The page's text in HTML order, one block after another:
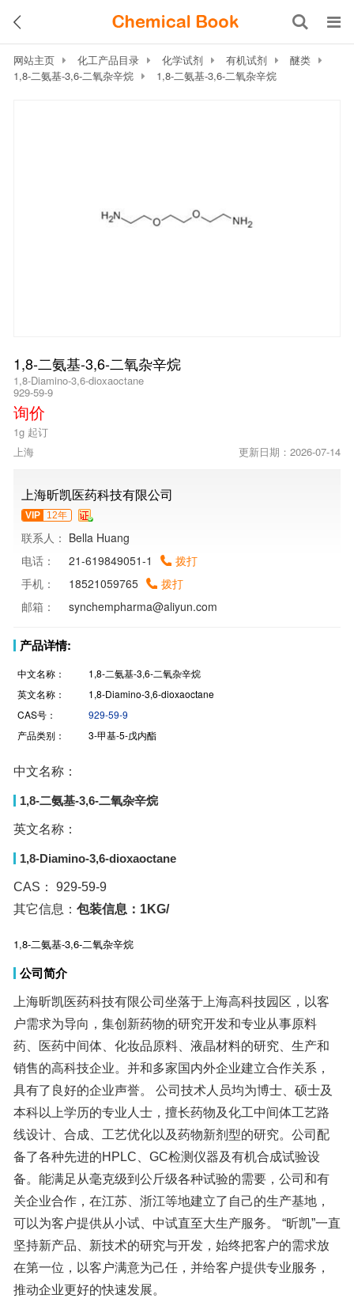
网站主页 化工产品目录 化学试剂 有机试剂
醚类
1,8-二氨基-3,6-二氧杂辛烷
1,8-二氨基-3,6-二氧杂辛烷
1,8-二氨基-3,6-二氧杂辛烷
1,8-Diamino-3,6-dioxaoctane
929-59-9
询价
1g 起订
上海
更新日期：2026-07-14
上海昕凯医药科技有限公司
VIP 12年
联系人： Bella Huang
电话：
21-619849051-1
拨打
手机：
18521059765
拨打
邮箱：
synchempharma@aliyun.com
产品详情:
中文名称：
1,8-二氨基-3,6-二氧杂辛烷
英文名称：
1,8-Diamino-3,6-dioxaoctane
CAS号：
929-59-9
产品类别：
3-甲基-5-戊内酯
中文名称：
1,8-二氨基-3,6-二氧杂辛烷
英文名称：
1,8-Diamino-3,6-dioxaoctane
CAS：
929-59-9
其它信息： 包装信息：1KG/
1,8-二氨基-3,6-二氧杂辛烷
公司简介
上海昕凯医药科技有限公司坐落于上海高科技园区，以客
户需求为导向，集创新药物的研究开发和专业从事原料
药、医药中间体、化妆品原料、液晶材料的研究、生产和
销售的高科技企业。并和多家国内外企业建立合作关系，
具有了良好的企业声誉。 公司技术人员均为博士、硕士及
本科以上学历的专业人士，擅长药物及化工中间体工艺路
线设计、合成、工艺优化以及药物新剂型的研究。公司配
备了各种先进的HPLC、GC检测仪器及有机合成试验设
备。能满足从毫克级到公斤级各种试验的需要，公司和有
关企业合作，在江苏、浙江等地建立了自己的生产基地，
可以为客户提供从小试、中试直至大生产服务。 “昕凯”一直
坚持新产品、新技术的研究与开发，始终把客户的需求放
在第一位，以客户满意为己任，并给客户提供专业服务，
推动企业更好的快速发展。